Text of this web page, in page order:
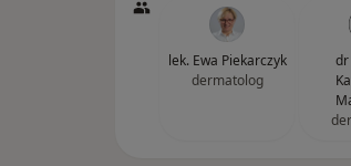
lek. Ewa Piekarczyk
dermatolog
dr